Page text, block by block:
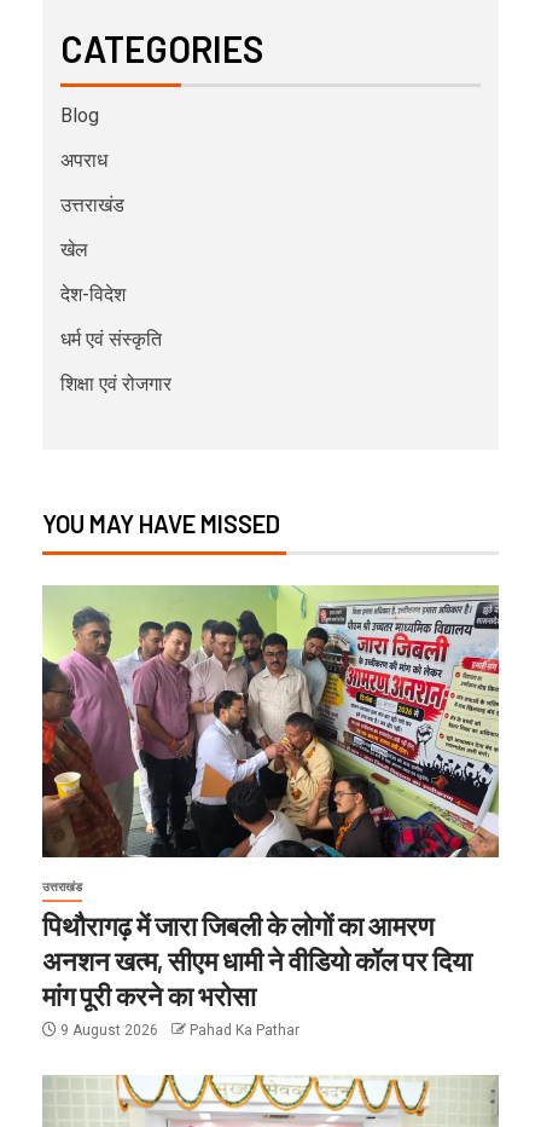
CATEGORIES
Blog
अपराध
उत्तराखंड
खेल
देश-विदेश
धर्म एवं संस्कृति
शिक्षा एवं रोजगार
YOU MAY HAVE MISSED
उत्तराखंड
पिथौरागढ़ में जारा जिबली के लोगों का आमरण
अनशन खत्म, सीएम धामी ने वीडियो कॉल पर दिया
मांग पूरी करने का भरोसा
9 August 2026 Pahad Ka Pathar